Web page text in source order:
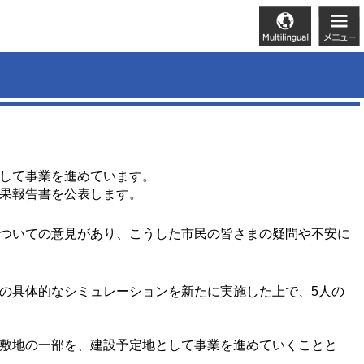
事業を進めています。
告書を公表します。
ての意見があり、こうした市民の皆さまの疑問や不安に
体的なシミュレーションを新たに実施した上で、5人の
の一部を、建設予定地として事業を進めていくことと